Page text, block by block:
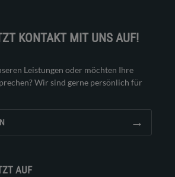
KONTAKT MIT UNS AUF!
Leistungen oder möchten Ihre
Wir sind gerne persönlich für
→
AUF